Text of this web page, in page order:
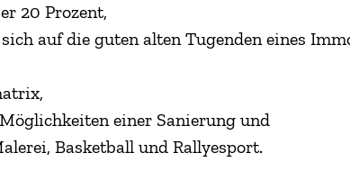
20 Prozent,
auf die guten alten Tugenden eines
einer Sanierung und
Basketball und Rallyesport.